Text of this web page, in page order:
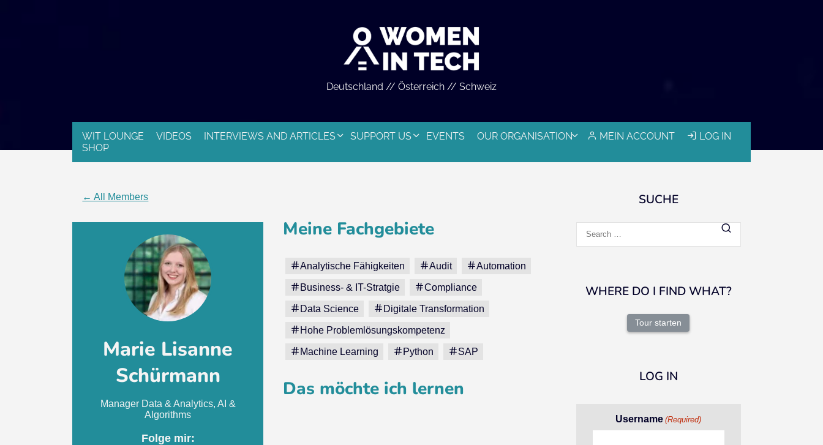
Deutschland // Österreich // Schweiz
MEIN ACCOUNT LOG IN
WIT LOUNGE VIDEOS INTERVIEWS AND ARTICLES SUPPORT US EVENTS
OUR ORGANISATION
SHOP
← All Members
Marie Lisanne
Schürmann
Manager Data & Analytics, AI &
Algorithms
Folge mir:
Meine Fachgebiete
Analytische Fähigkeiten Audit Automation
Business- & IT-Stratgie Compliance
Data Science Digitale Transformation
Hohe Problemlösungskompetenz
Machine Learning Python SAP
Das möchte ich lernen
SUCHE
for:
WHERE DO I FIND WHAT?
Tour starten
LOG IN
Username (Required)